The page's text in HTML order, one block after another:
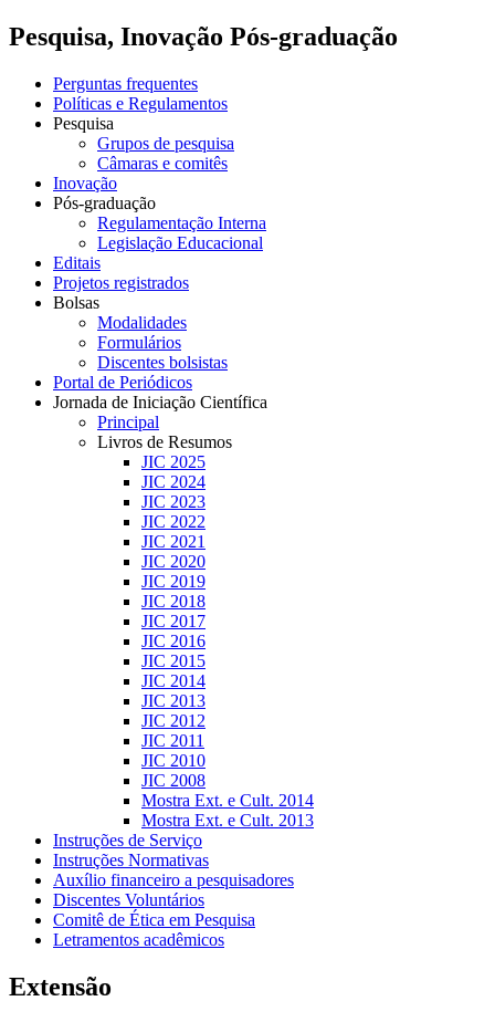
Pesquisa, Inovação Pós-graduação
Perguntas frequentes
Políticas e Regulamentos
Pesquisa
Grupos de pesquisa
Câmaras e comitês
Inovação
Pós-graduação
Regulamentação Interna
Legislação Educacional
Editais
Projetos registrados
Bolsas
Modalidades
Formulários
Discentes bolsistas
Portal de Periódicos
Jornada de Iniciação Científica
Principal
Livros de Resumos
JIC 2025
JIC 2024
JIC 2023
JIC 2022
JIC 2021
JIC 2020
JIC 2019
JIC 2018
JIC 2017
JIC 2016
JIC 2015
JIC 2014
JIC 2013
JIC 2012
JIC 2011
JIC 2010
JIC 2008
Mostra Ext. e Cult. 2014
Mostra Ext. e Cult. 2013
Instruções de Serviço
Instruções Normativas
Auxílio financeiro a pesquisadores
Discentes Voluntários
Comitê de Ética em Pesquisa
Letramentos acadêmicos
Extensão